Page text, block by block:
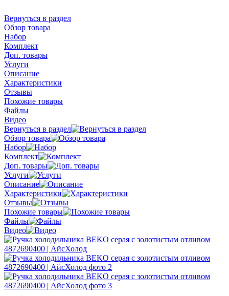
Вернуться в раздел
Обзор товара
Набор
Комплект
Доп. товары
Услуги
Описание
Характеристики
Отзывы
Похожие товары
Файлы
Видео
Вернуться в раздел
Обзор товара
Набор
Комплект
Доп. товары
Услуги
Описание
Характеристики
Отзывы
Похожие товары
Файлы
Видео